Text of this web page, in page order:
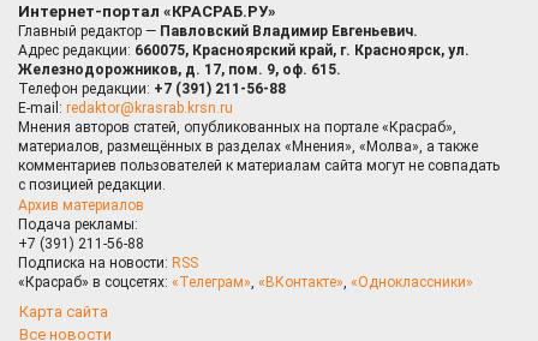
Интернет-портал «КРАСРАБ.РУ»
Главный редактор — Павловский Владимир Евгеньевич.
Адрес редакции: 660075, Красноярский край, г. Красноярск, ул.
Железнодорожников, д. 17, пом. 9, оф. 615.
Телефон редакции: +7 (391) 211-56-88
E-mail: redaktor@krasrab.krsn.ru
Мнения авторов статей, опубликованных на портале «Красраб»,
материалов, размещённых в разделах «Мнения», «Молва», а также
комментариев пользователей к материалам сайта могут не совпадать
с позицией редакции.
Архив материалов
Подача рекламы:
+7 (391) 211-56-88
Подписка на новости: RSS
«Красраб» в соцсетях: «Телеграм», «ВКонтакте», «Одноклассники»
Карта сайта
Все новости